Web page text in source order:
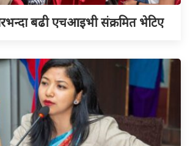
बढी एचआइभी संक्रमित भेटिए